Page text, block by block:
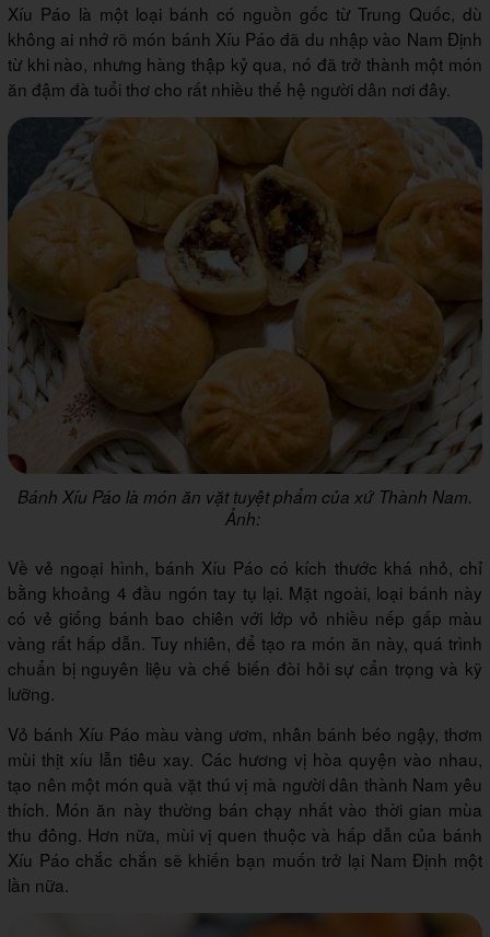
Xíu Páo là một loại bánh có nguồn gốc từ Trung Quốc, dù
không ai nhớ rõ món bánh Xíu Páo đã du nhập vào Nam Định
từ khi nào, nhưng hàng thập kỷ qua, nó đã trở thành một món
ăn đậm đà tuổi thơ cho rất nhiều thế hệ người dân nơi đây.
Bánh Xíu Páo là món ăn vặt tuyệt phẩm của xứ Thành Nam.
Ảnh:
Về vẻ ngoại hình, bánh Xíu Páo có kích thước khá nhỏ, chỉ
bằng khoảng 4 đầu ngón tay tụ lại. Mặt ngoài, loại bánh này
có vẻ giống bánh bao chiên với lớp vỏ nhiều nếp gấp màu
vàng rất hấp dẫn. Tuy nhiên, để tạo ra món ăn này, quá trình
chuẩn bị nguyên liệu và chế biến đòi hỏi sự cẩn trọng và kỹ
lưỡng.
Vỏ bánh Xíu Páo màu vàng ươm, nhân bánh béo ngậy, thơm
mùi thịt xíu lẫn tiêu xay. Các hương vị hòa quyện vào nhau,
tạo nên một món quà vặt thú vị mà người dân thành Nam yêu
thích. Món ăn này thường bán chạy nhất vào thời gian mùa
thu đông. Hơn nữa, mùi vị quen thuộc và hấp dẫn của bánh
Xíu Páo chắc chắn sẽ khiến bạn muốn trở lại Nam Định một
lần nữa.